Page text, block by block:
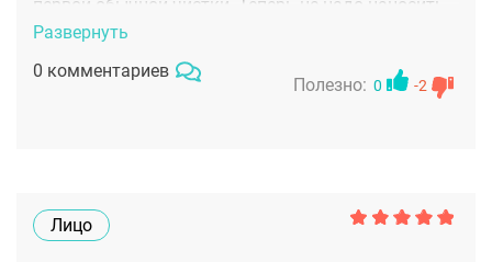
первой обычной чистки. Теперь не надо наносить
слои косметики, чтоб скрывать эти недостатки.
Развернуть
0 комментариев
Полезно: 0 -2
Лицо